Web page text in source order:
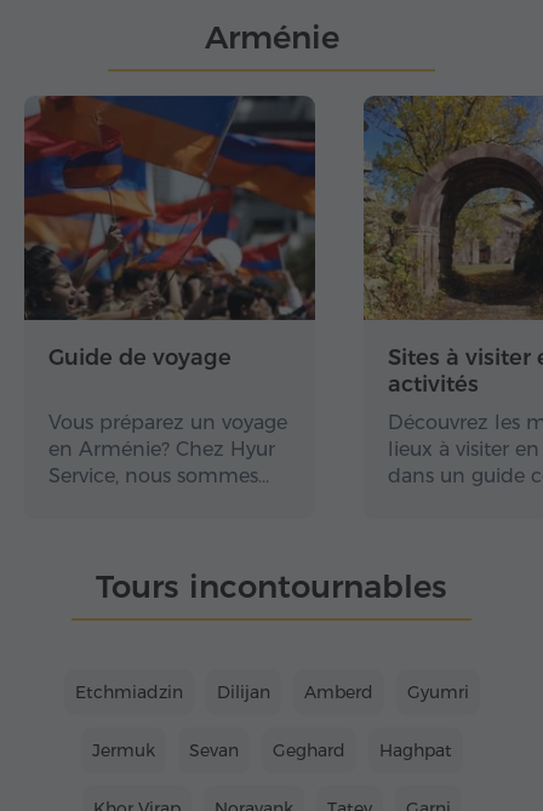
Arménie
Guide de voyage
Vous préparez un voyage
en Arménie? Chez Hyur
Service, nous sommes…
Sites à visiter
activités
Découvrez les
lieux à visiter
dans un guide
Tours incontournables
Etchmiadzin Dilijan Amberd Gyumri
Jermuk Sevan Geghard Haghpat